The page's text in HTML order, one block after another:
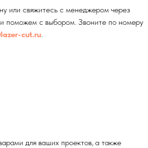
или свяжитесь с менеджером через
поможем с выбором. Звоните по номеру
cut.ru.
для ваших проектов, а также